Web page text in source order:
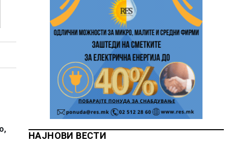
НАЈНОВИ ВЕСТИ